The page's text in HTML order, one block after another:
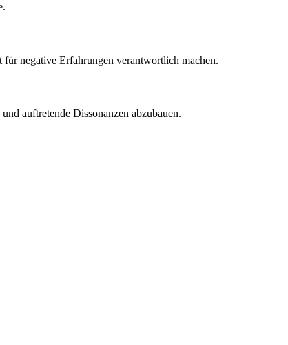
negative Erfahrungen verantwortlich machen.
auftretende Dissonanzen abzubauen.